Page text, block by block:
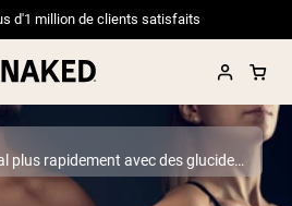
d'1 million de clients satisfaits
Atteignez votre poids idéal plus rapidement avec des glucides glycémiques faibles